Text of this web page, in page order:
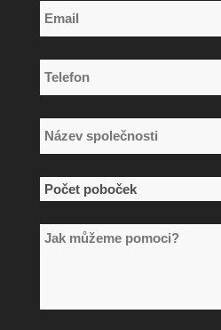
Email
*
Telefon
*
Název
společnosti
*
Počet
*Jak